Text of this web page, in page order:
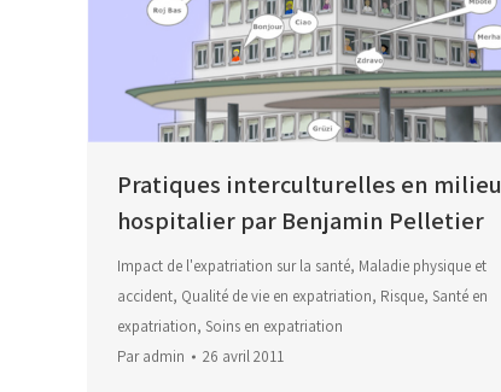
Pratiques interculturelles en milieu
hospitalier par Benjamin Pelletier
Impact de l'expatriation sur la santé, Maladie physique et
accident, Qualité de vie en expatriation, Risque, Santé en
expatriation, Soins en expatriation
Paradmin 26 avril 2011